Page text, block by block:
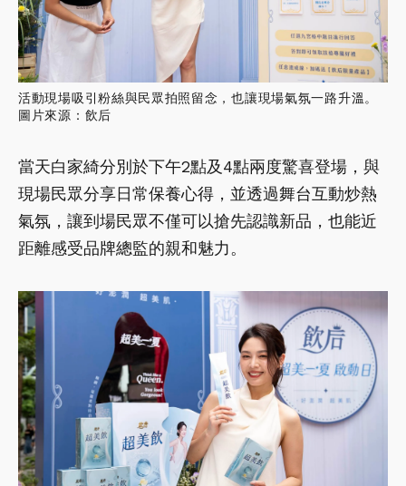
活動現場吸引粉絲與民眾拍照留念，也讓現場氣氛一路升溫。
圖片來源：飲后
當天白家綺分別於下午2點及4點兩度驚喜登場，與
現場民眾分享日常保養心得，並透過舞台互動炒熱
氣氛，讓到場民眾不僅可以搶先認識新品，也能近
距離感受品牌總監的親和魅力。